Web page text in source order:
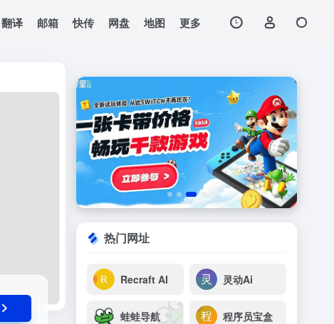
翻译 邮箱 快传 网盘 地图 更多
热门网址
Recraft AI 灵动Ai
蛙蛙导航 程序员宝盒